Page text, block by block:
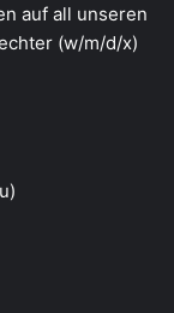
auf all unseren
(w/m/d/x)